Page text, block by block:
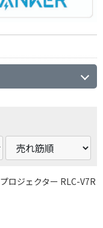
ロジェクター RLC-V7R